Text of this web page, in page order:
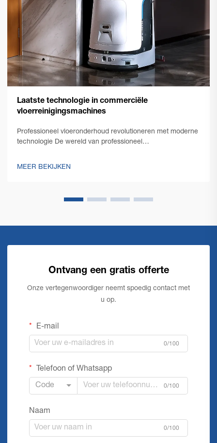
Laatste technologie in commerciële
vloerreinigingsmachines
Professioneel vloeronderhoud revolutioneren met moderne
technologie De wereld van professioneel
transformatie doorgemaakt met de opkomst van
MEER BEKIJKEN
Ontvang een gratis offerte
Onze vertegenwoordiger neemt spoedig contact met
u op.
E-mail
0/100
Telefoon of Whatsapp
Code 0/100
Naam
0/100